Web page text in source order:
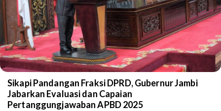
Sikapi Pandangan Fraksi DPRD, Gubernur Jambi
Jabarkan Evaluasi dan Capaian
Pertanggungjawaban APBD 2025